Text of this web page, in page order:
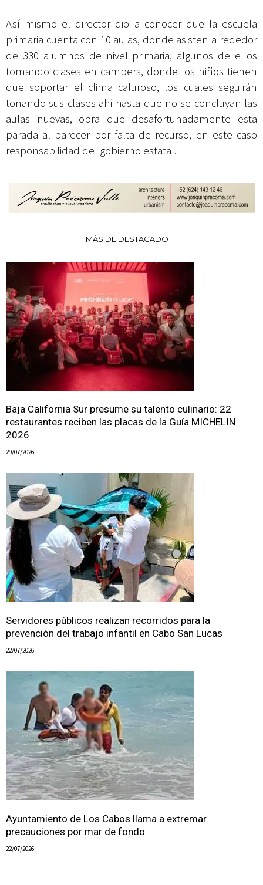
Así mismo el director dio a conocer que la escuela
primaria cuenta con 10 aulas, donde asisten alrededor
de 330 alumnos de nivel primaria, algunos de ellos
tomando clases en campers, donde los niños tienen
que soportar el clima caluroso, los cuales seguirán
tonando sus clases ahí hasta que no se concluyan las
aulas nuevas, obra que desafortunadamente esta
parada al parecer por falta de recurso, en este caso
responsabilidad del gobierno estatal.
MÁS DE DESTACADO
Baja California Sur presume su talento culinario: 22
restaurantes reciben las placas de la Guía MICHELIN
2026
29/07/2026
Servidores públicos realizan recorridos para la
prevención del trabajo infantil en Cabo San Lucas
22/07/2026
Ayuntamiento de Los Cabos llama a extremar
precauciones por mar de fondo
22/07/2026